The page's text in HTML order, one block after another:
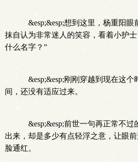
&esp;&esp;想到这里，杨重阳眼
抹自认为非常迷人的笑容，看着小护
什么名字？”
&esp;&esp;刚刚穿越到现在这个
间，还没有适应过来。
&esp;&esp;前世一句再正常不过
出来，却是多少有点轻浮之意，让眼
脸通红。